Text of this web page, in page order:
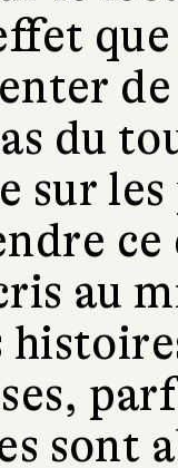
de
du
sur les
au
sont